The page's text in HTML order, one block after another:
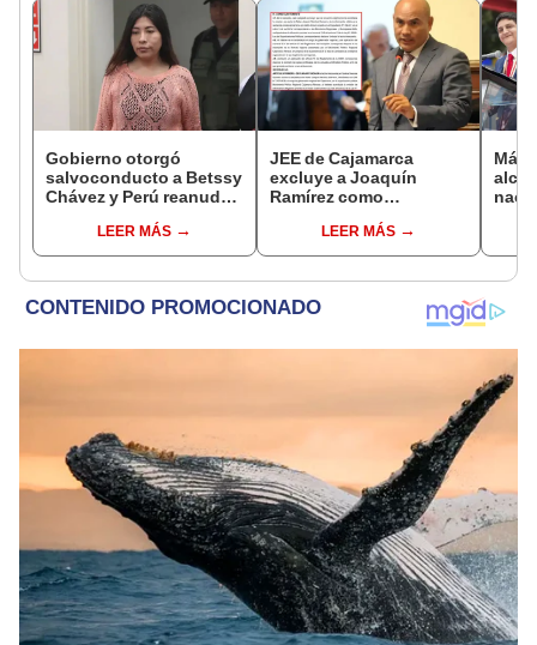
Gobierno otorgó
salvoconducto a Betssy
Chávez y Perú reanuda
con MéxicoLEER MÁS
JEE de Cajamarca
excluye a Joaquín
Ramírez como
regional por ocultar
sentencia
LEER MÁS
Más